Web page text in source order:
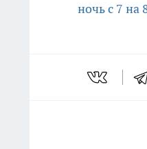
ночь с 7 на